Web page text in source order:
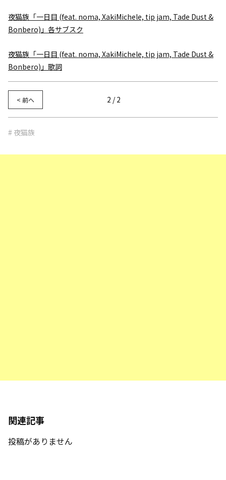
夜猫族「一日目 (feat. noma, XakiMichele, tip jam, Tade Dust &
Bonbero)」各サブスク
夜猫族「一日目 (feat. noma, XakiMichele, tip jam, Tade Dust &
Bonbero)」歌詞
< 前へ 2 / 2
# 夜猫族
関連記事
投稿がありません